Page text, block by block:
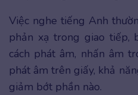
Việc nghe tiếng Anh
phản xạ trong giao tiếp,
cách phát âm, nhấn âm
phát âm trên giấy, khả
giảm bớt phần nào.